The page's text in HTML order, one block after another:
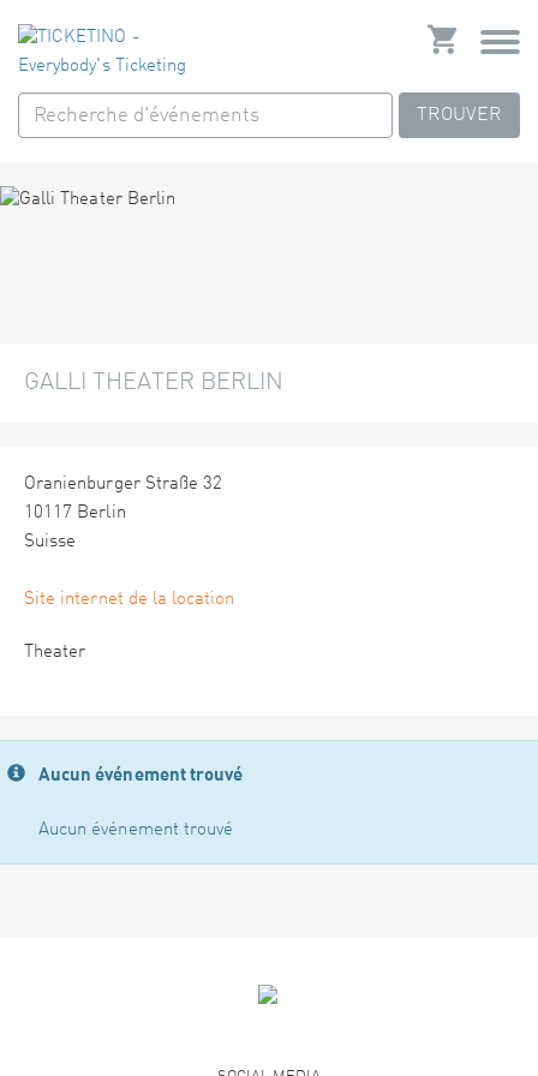
TROUVER
GALLI THEATER BERLIN
Oranienburger Straße 32
10117 Berlin
Suisse
Site internet de la location
Theater
Aucun événement trouvé
Aucun événement trouvé